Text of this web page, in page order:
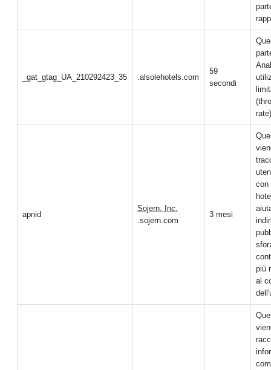
_gat_gtag_UA_210292423_35 .alsolehotels.com
59
secondi
apnid
Sojern, Inc.
.sojern.com
3 mesi
con
più
al